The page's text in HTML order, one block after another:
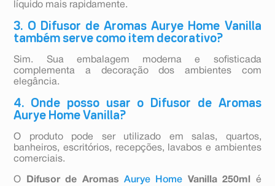
líquido mais rapidamente.
3. O Difusor de Aromas Aurye Home Vanilla
também serve como item decorativo?
Sim. Sua embalagem moderna e sofisticada
complementa a decoração dos ambientes com
elegância.
4. Onde posso usar o Difusor de Aromas
Aurye Home Vanilla?
O produto pode ser utilizado em salas, quartos,
banheiros, escritórios, recepções, lavabos e ambientes
comerciais.
O Difusor de AromasAurye Home Vanilla 250ml
é